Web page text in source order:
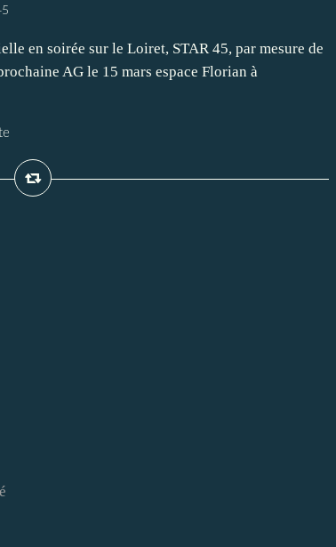
en soirée sur le Loiret, STAR 45, par mesure de
AG le 15 mars espace Florian à